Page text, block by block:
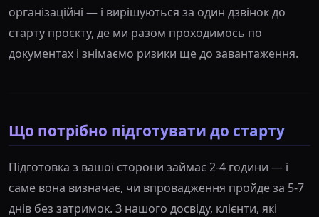
організаційні — і вирішуються за один дзвінок до
старту проєкту, де ми разом проходимось по
документах і знімаємо ризики ще до завантаження.
Що потрібно підготувати до старту
Підготовка з вашої сторони займає 2-4 години — і
саме вона визначає, чи впровадження пройде за 5-7
днів без затримок. З нашого досвіду, клієнти, які